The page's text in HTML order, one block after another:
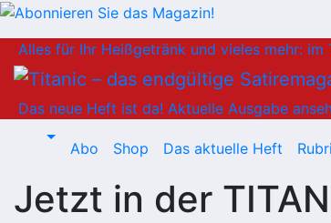
Inhalt
springen
Alles für Ihr Heißgetränk und vieles mehr: im
Das neue Heft ist da! Aktuelle Ausgabe
Abo Shop Das aktuelle Heft
Jetzt in der